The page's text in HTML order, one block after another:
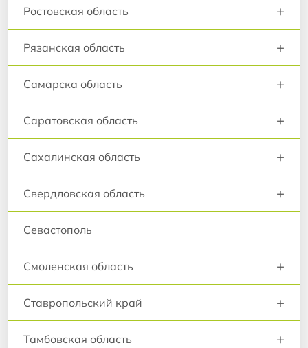
Ростовская область +
Рязанская область +
Самарска область +
Саратовская область +
Сахалинская область +
Свердловская область +
Севастополь
Смоленская область +
Ставропольский край +
Тамбовская область +